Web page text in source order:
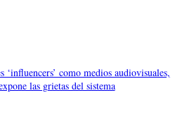
‘influencers’ como medios audiovisuales,
las grietas del sistema